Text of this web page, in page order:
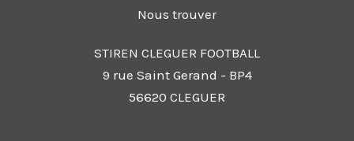
Nous trouver
STIREN CLEGUER FOOTBALL
9 rue Saint Gerand - BP4
56620 CLEGUER